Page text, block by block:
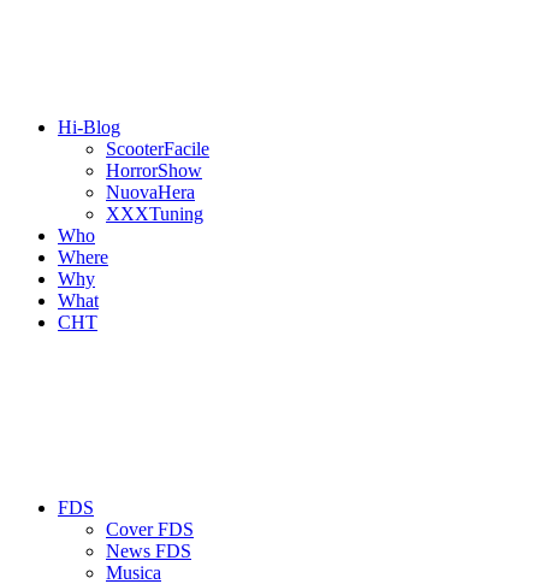
Hi-Blog
ScooterFacile
HorrorShow
NuovaHera
XXXTuning
Who
Where
Why
What
CHT
FDS
Cover FDS
News FDS
Musica